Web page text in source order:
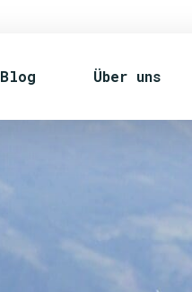
Blog Über uns